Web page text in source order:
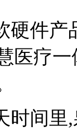
硬件
医疗
时间